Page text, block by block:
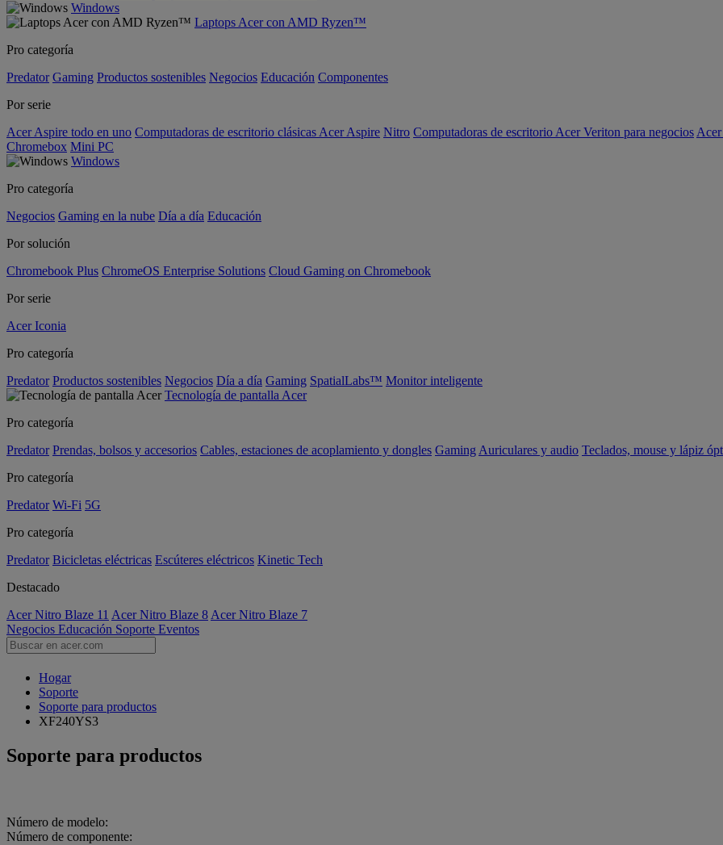
Windows
Laptops Acer con AMD Ryzen™
Pro categoría
Predator Gaming Productos sostenibles Negocios Educación Componentes
Por serie
Acer Aspire todo en uno Computadoras de escritorio clásicas Acer Aspire Nitro Computadoras de escritorio Acer Veriton para negocios
Chromebox Mini PC
Windows
Pro categoría
Negocios Gaming en la nube Día a día Educación
Por solución
Chromebook Plus ChromeOS Enterprise Solutions Cloud Gaming on Chromebook
Por serie
Acer Iconia
Pro categoría
Predator Productos sostenibles Negocios Día a día Gaming SpatialLabs™ Monitor inteligente
Tecnología de pantalla Acer
Pro categoría
Predator Prendas, bolsos y accesorios Cables, estaciones de acoplamiento y dongles Gaming Auriculares y audio Teclados, mouse y lápiz
Pro categoría
Predator Wi-Fi 5G
Pro categoría
Predator Bicicletas eléctricas Escúteres eléctricos Kinetic Tech
Destacado
Acer Nitro Blaze 11 Acer Nitro Blaze 8 Acer Nitro Blaze 7
Negocios Educación Soporte Eventos
Hogar
Soporte
Soporte para productos
XF240YS3
Soporte para productos
Número de modelo:
Número de componente: